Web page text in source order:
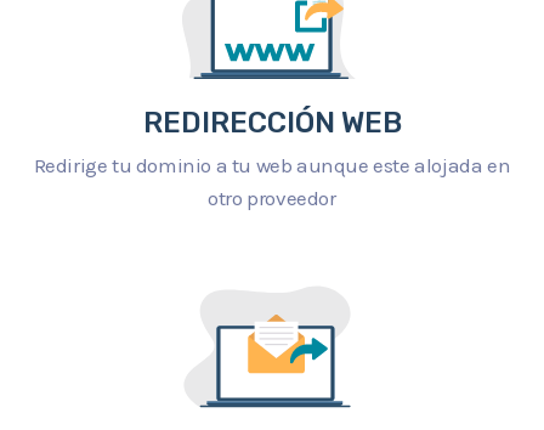
REDIRECCIÓN WEB
Redirige tu dominio a tu web aunque este alojada en
otro proveedor